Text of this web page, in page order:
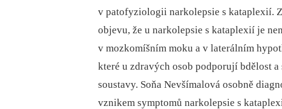
v patofyziologii narkolepsie s kataplexií.
objevu, že u narkolepsie s kataplexií je
v mozkomíšním moku a v laterálním
které u zdravých osob podporují bdělost
soustavy. Soňa Nevšímalová osobně
vznikem symptomů narkolepsie s